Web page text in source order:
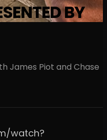
BY
James Piot and Chase
watch?